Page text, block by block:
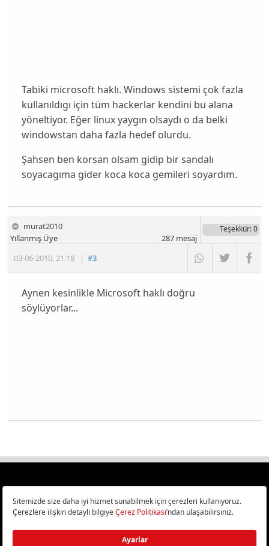
Tabiki microsoft haklı. Windows sistemi çok fazla
kullanıldıgı için tüm hackerlar kendini bu alana
yöneltiyor. Eğer linux yaygın olsaydı o da belki
windowstan daha fazla hedef olurdu.
Şahsen ben korsan olsam gidip bir sandalı
soyacagıma gider koca koca gemileri soyardım.
murat2010
03-06-2010,21:18 |#3
Yıllanmış Üye
Teşekkür: 0
287mesaj
Aynen kesinlikle Microsoft haklı doğru
söylüyorlar...
Türkiye
Bilişim ve Teknoloji Haberleri CHIP Online’da!